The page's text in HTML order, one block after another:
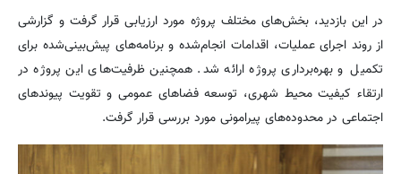
در این بازدید، بخش‌های مختلف پروژه مورد ارزیابی قرار گرفت و گزارشی
از روند اجرای عملیات، اقدامات انجام‌شده و برنامه‌های پیش‌بینی‌شده برای
تکمیل و بهره‌برداری پروژه ارائه شد. همچنین ظرفیت‌های این پروژه در
ارتقاء کیفیت محیط شهری، توسعه فضاهای عمومی و تقویت پیوندهای
اجتماعی در محدوده‌های پیرامونی مورد بررسی قرار گرفت.